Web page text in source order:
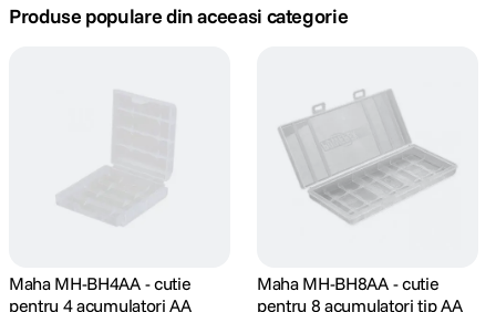
4. peak design
card memorie
dji mic mini
9. dji osmo
Produse populare din aceeasi categorie
Maha MH-BH4AA - cutie
pentru 4 acumulatori AA
Maha MH-BH8AA - cutie
pentru 8 acumulatori tip AA